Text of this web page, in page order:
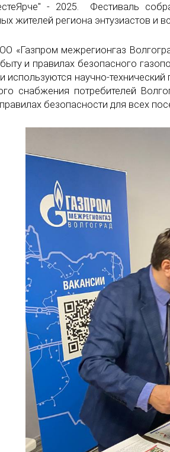
- 2025. Фестиваль
жителей региона энтузиастов и
межрегионгаз
и правилах безопасного
используются научно-
снабжения потребителей
безопасности для всех